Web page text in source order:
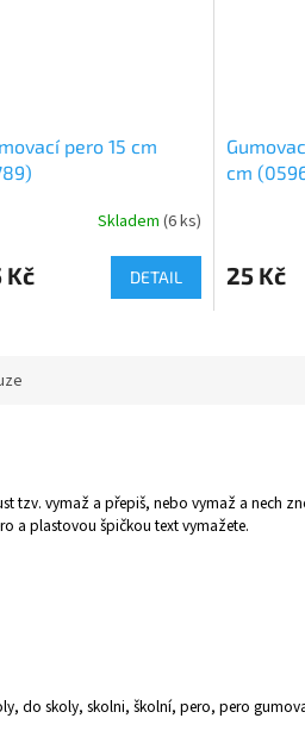
pero 15 cm
Skladem (6 ks)
Kč DETAIL
cm
25 Kč
tzv. vymaž a přepiš, nebo vymaž a nech
a plastovou špičkou text vymažete.
do skoly, skolni, školní, pero, pero